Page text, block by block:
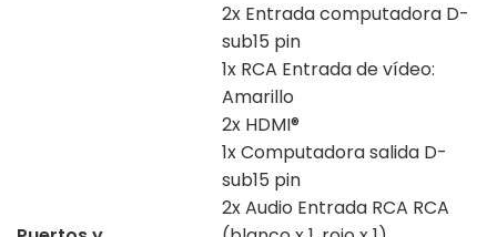
2x Entrada computadora D-
sub15 pin
1x RCA Entrada de vídeo:
Amarillo
2x HDMI®
1x Computadora salida D-
sub15 pin
2x Audio Entrada RCA RCA